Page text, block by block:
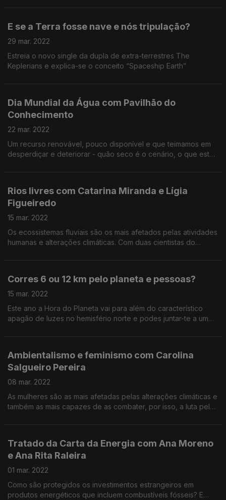
E se a Terra fosse nave e nós tripulação?
29 mar. 2022
Estreia o novo single da dupla de extra-terrestres The
Keplerians e explica-se o conceito “Spaceship Earth”
Dia Mundial da Água com Pavilhão do
Conhecimento
22 mar. 2022
Um recurso renovável, pouco disponível e que teimamos em
desperdiçar e deteriorar - quão seco é o cenário, o que está
Rios livres com Catarina Miranda e Lígia
Figueiredo
15 mar. 2022
Os ecossistemas fluviais são os mais afetados pelas atividades
humanas e alterações climáticas. Com duas cientistas do
Corres 6 ou 12 km pelo planeta e pessoas?
15 mar. 2022
Este ano a Hora do Planeta vai para além do característico
apagão de luzes no hemisfério norte e podes juntar-te a um
Ambientalismo e feminismo com Carolina
Salgueiro Pereira
08 mar. 2022
As mulheres são as mais afetadas pelas alterações climáticas e
também as mais capazes de as combater, por isso, a luta pela
Tratado da Carta da Energia com Ana Moreno
e Ana Rita Raleira
01 mar. 2022
Como são protegidos os investimentos estrangeiros em
produtos energéticos que incluem combustíveis fósseis? E